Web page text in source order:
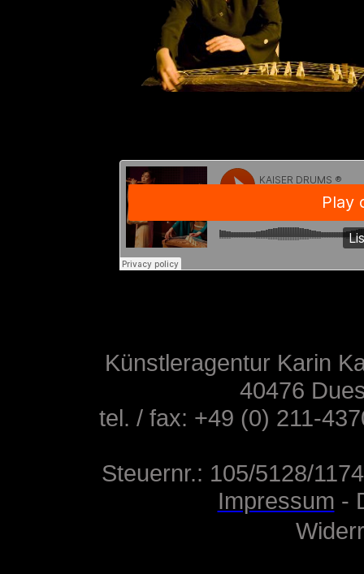
Künstleragentur Karin
40476
tel. / fax: +49 (0) 211-
Steuernr.: 105/5128/1174
Impressum -